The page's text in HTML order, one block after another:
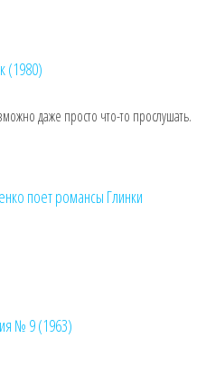
(1980)
даже просто что-то прослушать.
поет романсы Глинки
№ 9 (1963)